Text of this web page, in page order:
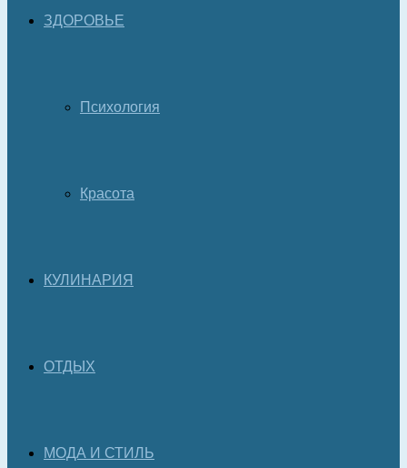
ЗДОРОВЬЕ
Психология
Красота
КУЛИНАРИЯ
ОТДЫХ
МОДА И СТИЛЬ